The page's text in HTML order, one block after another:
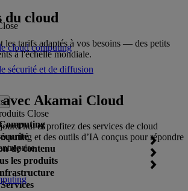
cloud computing
sécurité et de diffusion
Close
de contenu
les produits
du cloud
les tarifs adaptés à vos besoins — des petits
à l'échelle mondiale.
Akamai Cloud
et profitez des services de cloud
et des outils d’IA conçus pour répondre